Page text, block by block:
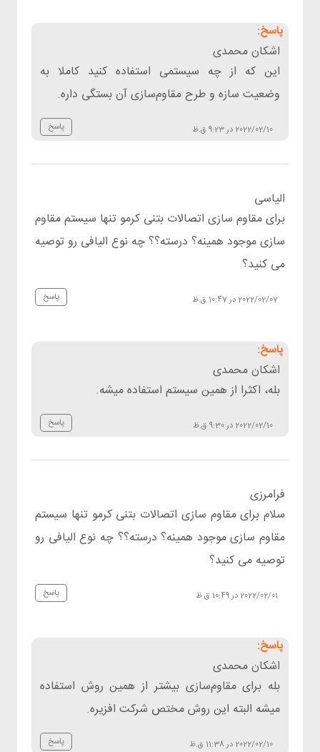
اشکان محمدی
2022/02/10 در 9:23 ق.ظ
این که از چه سیستمی استفاده کنید کاملا به
وضعیت سازه و طرح مقاوم‌سازی آن بستگی داره.
پاسخ
الیاسی
2022/02/07 در 10:47 ق.ظ
برای مقاوم سازی اتصالات بتنی کرمو تنها سیستم مقاوم
سازی موجود همینه؟ درسته؟؟ چه نوع الیافی رو توصیه
می کنید؟
پاسخ
اشکان محمدی
2022/02/10 در 9:30 ق.ظ
بله، اکثرا از همین سیستم استفاده میشه.
پاسخ
فرامرزی
2022/02/01 در 10:49 ق.ظ
سلام برای مقاوم سازی اتصالات بتنی کرمو تنها سیستم
مقاوم سازی موجود همینه؟ درسته؟؟ چه نوع الیافی رو
توصیه می کنید؟
پاسخ
اشکان محمدی
2022/02/10 در 11:38 ق.ظ
بله برای مقاوم‌سازی بیشتر از همین روش استفاده
میشه البته این روش مختص شرکت افزیره.
پاسخ